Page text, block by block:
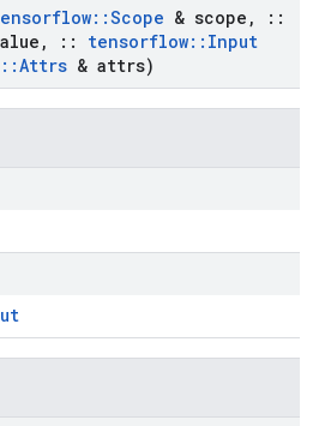
::Scope & scope ,
::
, :: tensorflow:: Input
::Attrs & attrs)